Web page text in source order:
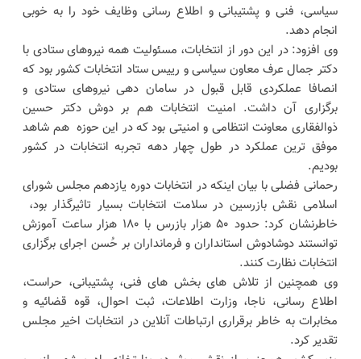
سیاسی، فنی و پشتیبانی و اطلاع رسانی وظایف خود را به خوبی
انجام دهد.
وی افزود: در این دور از انتخابات، مسئولیت همه نیروهای ستادی با
دکتر جمال عرف معاون سیاسی و رییس ستاد انتخابات کشور بود که
انصافا عملکردی قابل قبول در سامان دهی نیروهای ستادی و
برگزاری آن داشت. امنیت انتخابات هم بر دوش دکتر حسین
ذوالفقاری معاونت انتظامی و امنیتی بود که در این حوزه هم شاهد
موفق ترین عملکرد در طول چهار دهه تجربه انتخابات در کشور
بودیم.
رحمانی فضلی با بیان اینکه در انتخابات دوره یازدهم مجلس شورای
اسلامی نقش بازرسین در سلامت انتخابات بسیار تاثیرگذار بود،
خاطرنشان کرد: حدود ۵۰ هزار بازرس با ۱۸۰ هزار ساعت آموزش
توانستند دوشادوش استانداران و فرمانداران بر حُسن اجرای برگزاری
انتخابات نظارت کنند.
وی همچنین از تلاش های بخش های فنی، پشتیبانی، حراست،
اطلاع رسانی، ناجا، وزارت اطلاعات، ثبت احوال، قوه قضائیه و
مخابرات به خاطر برقراری ارتباطات‌ آنلاین در انتخابات اخیر مجلس
تقدیر کرد.